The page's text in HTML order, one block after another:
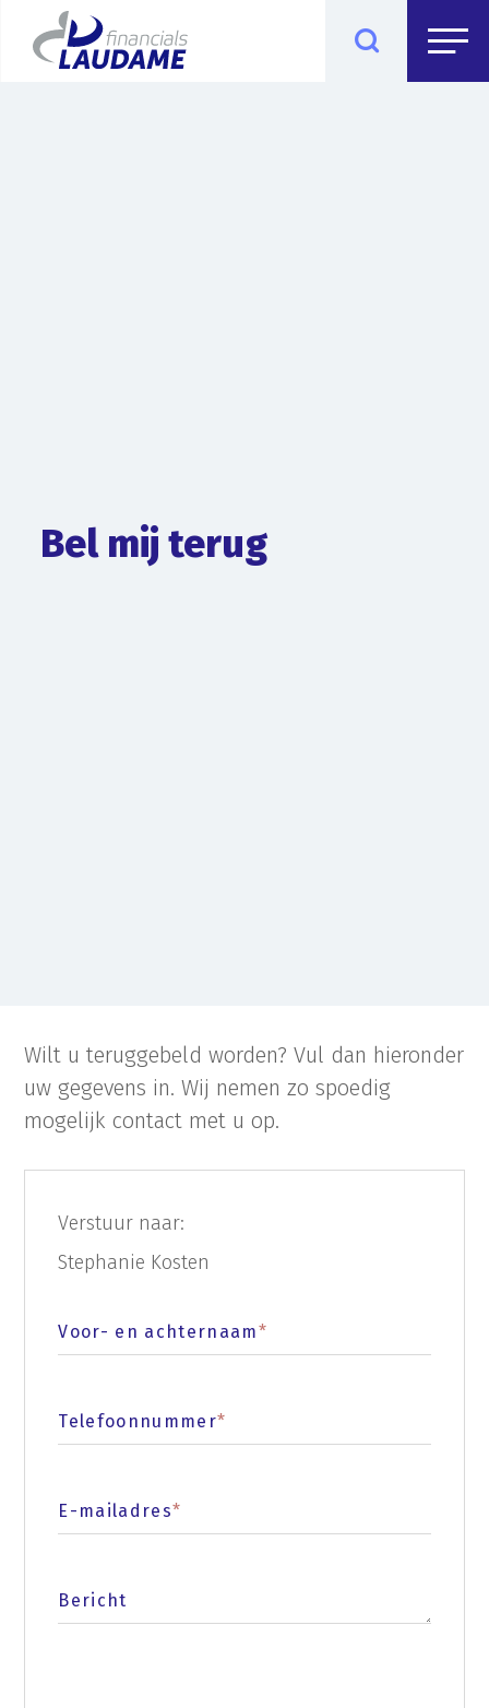
Bel mij terug
Wilt u teruggebeld worden? Vul dan hieronder
uw gegevens in. Wij nemen zo spoedig
mogelijk contact met u op.
Verstuur naar:
Stephanie Kosten
Voor- en achternaam*
Telefoonnummer*
E-mailadres*
Bericht